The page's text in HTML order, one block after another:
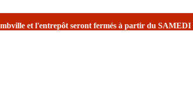
fermés à partir du SAMEDI 1er aoûtpour la